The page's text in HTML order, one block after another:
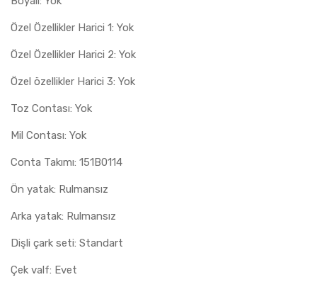
Özel Özellikler Harici 1: Yok
Özel Özellikler Harici 2: Yok
Özel özellikler Harici 3: Yok
Toz Contası: Yok
Mil Contası: Yok
Conta Takımı: 151B0114
Ön yatak: Rulmansız
Arka yatak: Rulmansız
Dişli çark seti: Standart
Çek valf: Evet